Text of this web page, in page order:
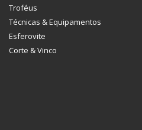
Troféus
Técnicas & Equipamentos
Esferovite
Corte & Vinco